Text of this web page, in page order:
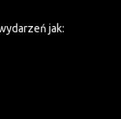
jak: